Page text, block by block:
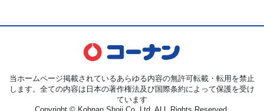
当ホームページ掲載されているあらゆる内容の無許可転載・転用を禁止
します。全ての内容は日本の著作権法及び国際条約によって保護を受け
ています